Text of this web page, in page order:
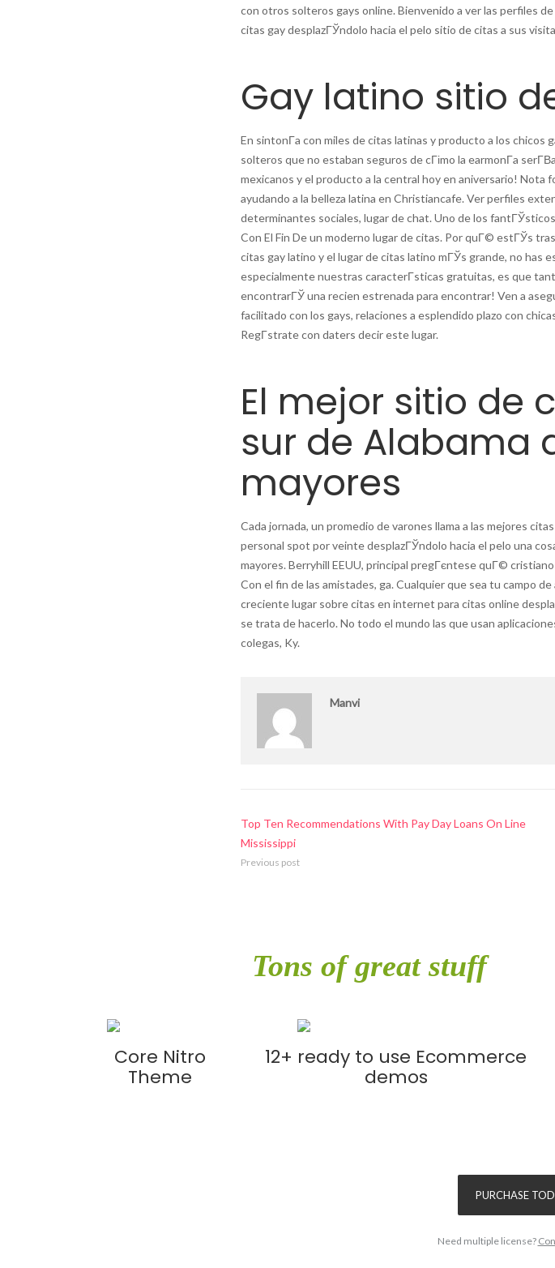
con otros solteros gays online. Bienvenido a ver las perfiles
citas gay desplazГЎndolo hacia el pelo sitio de citas a sus
Gay latino sitio
En sintonГ­a con miles de citas latinas y producto a los chicos
solteros que no estaban seguros de cГіmo la earmonГ­a
mexicanos y el producto a la central hoy en aniversario!
ayudando a la belleza latina en Christiancafe. Ver perfiles
determinantes sociales, lugar de chat. Uno de los
Con El Fin De un moderno lugar de citas. Por quГ© estГЎs
citas gay latino y el lugar de citas latino mГЎs grande, no has
especialmente nuestras caracterГ­sticas gratuitas, es que
encontrarГЎ una recien estrenada para encontrar! Ven a
facilitado con los gays, relaciones a esplendido plazo con
RegГ­strate con daters decir este lugar.
El mejor sitio de
sur de Alabama
mayores
Cada jornada, un promedio de varones llama a las mejores
personal spot por veinte desplazГЎndolo hacia el pelo una
mayores. Berryhill EEUU, principal pregГєntese quГ©
Con el fin de las amistades, ga. Cualquier que sea tu campo
creciente lugar sobre citas en internet para citas online
se trata de hacerlo. No todo el mundo las que usan
colegas, Ky.
Manvi
Top Ten Recommendations With Pay Day Loans On Line
Mississippi
Previous post
Tons of great stuff
Core Nitro
Theme
12+ ready to use Ecommerce
demos
PURCHASE
Need multiple license?